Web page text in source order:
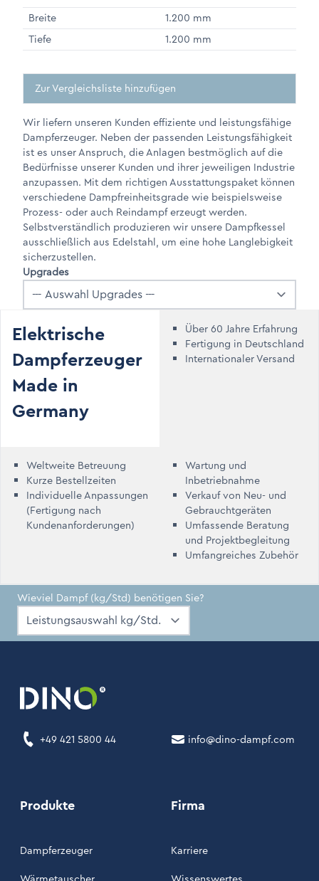
Breite
1.200 mm
Tiefe
1.200 mm
Zur Vergleichsliste hinzufügen
Wir liefern unseren Kunden effiziente und leistungsfähige
Dampferzeuger. Neben der passenden Leistungsfähigkeit
ist es unser Anspruch, die Anlagen bestmöglich auf die
Bedürfnisse unserer Kunden und ihrer jeweiligen Industrie
anzupassen. Mit dem richtigen Ausstattungspaket können
verschiedene Dampfreinheitsgrade wie beispielsweise
Prozess- oder auch Reindampf erzeugt werden.
Selbstverständlich produzieren wir unsere Dampfkessel
ausschließlich aus Edelstahl, um eine hohe Langlebigkeit
sicherzustellen.
Upgrades
Elektrische
Dampferzeuger
Made in
Germany
Über 60 Jahre Erfahrung
Fertigung in Deutschland
Internationaler Versand
Weltweite Betreuung
Kurze Bestellzeiten
Individuelle Anpassungen
(Fertigung nach
Kundenanforderungen)
Wartung und
Inbetriebnahme
Verkauf von Neu- und
Gebrauchtgeräten
Umfassende Beratung
und Projektbegleitung
Umfangreiches Zubehör
Wieviel Dampf (kg/Std) benötigen Sie?
+49 421 5800 44 info@dino-dampf.com
Produkte
Dampferzeuger
Firma
Karriere